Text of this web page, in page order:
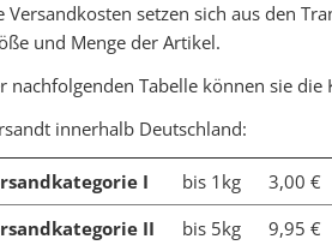
Versandkosten setzen sich aus den
und Menge der Artikel.
nachfolgenden Tabelle können sie
innerhalb Deutschland:
I bis 1kg
3,00 €
II
bis 5kg
9,95 €